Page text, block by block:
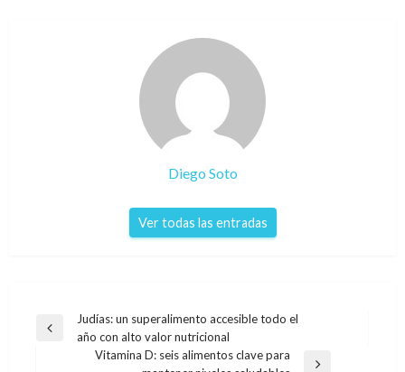
Diego Soto
Ver todas las entradas
Navegación
Entrada
Judías: un superalimento accesible todo el
año con alto valor nutricional
Vitamina D: seis alimentos clave para